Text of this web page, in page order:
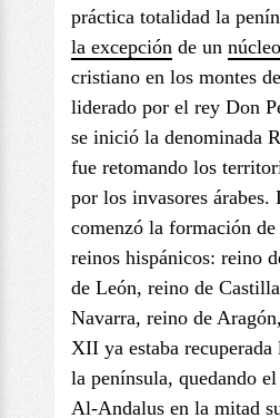
práctica totalidad la
la excepción de un núcleo
cristiano en los montes
liderado por el rey Don
se inició la denominada
fue retomando los
por los invasores árabes.
comenzó la formación
reinos hispánicos: reino
de León, reino de
Navarra, reino de
XII ya estaba
la península, quedando
Al-Andalus en la mitad